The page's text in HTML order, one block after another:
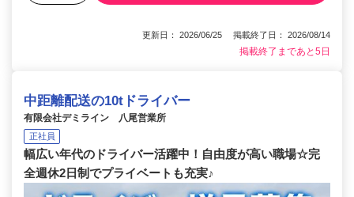
更新日： 2026/06/25 掲載終了日： 2026/08/14
掲載終了まであと5日
中距離配送の10tドライバー
有限会社デミライン 八尾営業所
正社員
幅広い年代のドライバー活躍中！自由度が高い職場☆完
全週休2日制でプライベートも充実♪